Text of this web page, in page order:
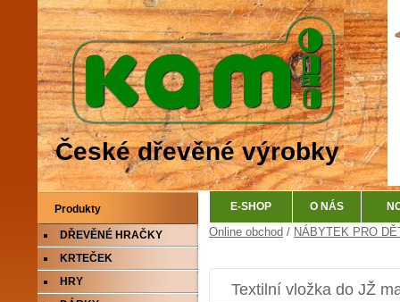
České dřevěné výrobky
Produkty
DŘEVĚNÉ HRAČKY
KRTEČEK
HRY
E-SHOP O NÁS
Online obchod / NÁBYTEK PRO
Textilní vložka do JŽ